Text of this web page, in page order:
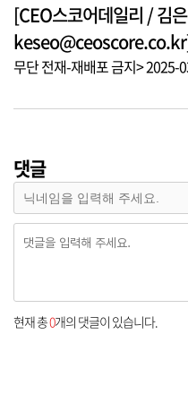
[CEO스코어데일리 / 김
무단 전재-재배포 금지> 2025-
댓글
현재 총0개의 댓글이 있습니다.